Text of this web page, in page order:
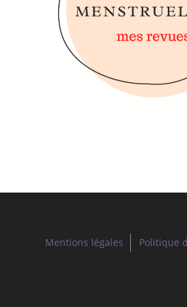
Mentions légales Politique